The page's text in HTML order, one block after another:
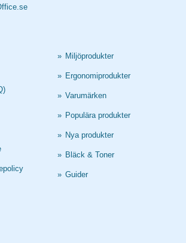
» Miljöprodukter
» Ergonomiprodukter
» Varumärken
» Populära produkter
» Nya produkter
» Bläck & Toner
» Guider